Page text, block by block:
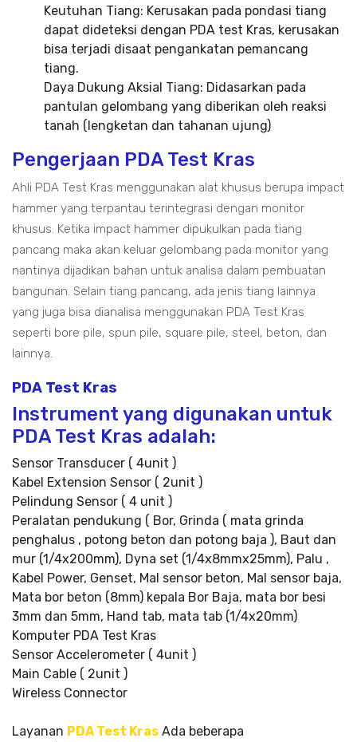
Keutuhan Tiang: Kerusakan pada pondasi tiang
dapat dideteksi dengan PDA test Kras, kerusakan
bisa terjadi disaat pengankatan pemancang
tiang.
Daya Dukung Aksial Tiang: Didasarkan pada
pantulan gelombang yang diberikan oleh reaksi
tanah (lengketan dan tahanan ujung)
Pengerjaan PDA Test Kras
Ahli PDA Test Kras menggunakan alat khusus berupa impact
hammer yang terpantau terintegrasi dengan monitor
khusus. Ketika impact hammer dipukulkan pada tiang
pancang maka akan keluar gelombang pada monitor yang
nantinya dijadikan bahan untuk analisa dalam pembuatan
bangunan. Selain tiang pancang, ada jenis tiang lainnya
yang juga bisa dianalisa menggunakan PDA Test Kras
seperti bore pile, spun pile, square pile, steel, beton, dan
lainnya.
PDA Test Kras
Instrument yang digunakan untuk
PDA Test Kras adalah:
Sensor Transducer ( 4unit )
Kabel Extension Sensor ( 2unit )
Pelindung Sensor ( 4 unit )
Peralatan pendukung ( Bor, Grinda ( mata grinda
penghalus , potong beton dan potong baja ), Baut dan
mur (1/4x200mm), Dyna set (1/4x8mmx25mm), Palu ,
Kabel Power, Genset, Mal sensor beton, Mal sensor baja,
Mata bor beton (8mm) kepala Bor Baja, mata bor besi
3mm dan 5mm, Hand tab, mata tab (1/4x20mm)
Komputer PDA Test Kras
Sensor Accelerometer ( 4unit )
Main Cable ( 2unit )
Wireless Connector
Layanan PDA Test Kras Ada beberapa